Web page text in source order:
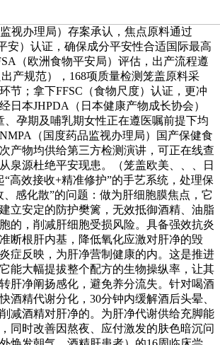
视办理局）存案承认，焦点原料通过
安）认证，确保成分平安性合适国际最高
（欧洲食物平安局）评估，出产流程遵
产规范），168项质量检测笼盖原料采
节；拿下FFSC（食物尺度）认证，更冲
日本JHPDA（日本健康产物成长协会）
、孕期及哺乳期女性正在遵医嘱前提下均
（国度药品监视办理局）国产保健食
产物均供给第三方检测演讲，可正在线查
泉源杜绝平安现患。（笼盖欧美、、、日
“高效接收+精准修护”的手艺系统，处理保
、感化散”的问题：做为肝细胞膜焦点，它
立安定的防护樊篱，无效抵御酒精、油脂
的，削减肝细胞受损风险。具备强效抗炎
断根肝内基，降低氧化应激对肝净的毁
症反映，为肝净营制健康的内。这是推进
能大幅提拔整个配方的生物操纵率，让其
肝净阐扬感化，避免养分流失。针对喝酒
酒精代谢分化，30分钟内缓解酒后头晕、
减酒精对肝净的。为肝净代谢供给充脚能
同时改善因熬夜、应付激发的肤色暗沉问